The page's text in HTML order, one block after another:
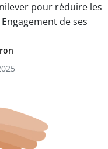
pour réduire les
de ses